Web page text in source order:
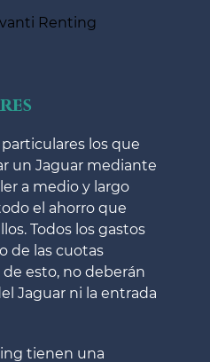
los que
un Jaguar mediante
a medio y largo
el ahorro que
Todos los gastos
de las cuotas
esto, no deberán
Jaguar ni la entrada
tienen una